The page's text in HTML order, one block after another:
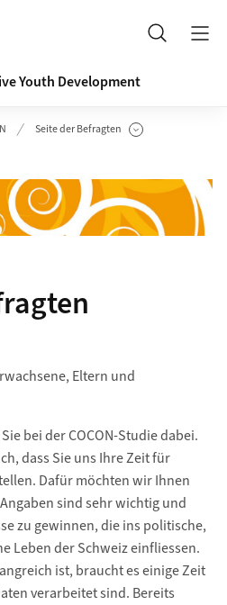
Suche
Youth Development
Seite der Befragten
Unterseiten anzeigen
Eltern und
bei der COCON-Studie dabei.
dass Sie uns Ihre Zeit für
Dafür möchten wir Ihnen
sind sehr wichtig und
zu gewinnen, die ins politische,
Leben der Schweiz einfliessen.
ist, braucht es einige Zeit
verarbeitet sind. Bereits